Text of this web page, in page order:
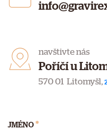
navštivte nás
Poříčí u
570 01 Litomyšl,
JMÉNO *